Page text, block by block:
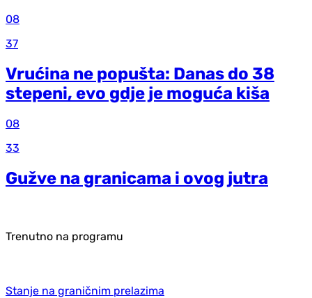
08
37
Vrućina ne popušta: Danas do 38
stepeni, evo gdje je moguća kiša
08
33
Gužve na granicama i ovog jutra
Trenutno na programu
Stanje na graničnim prelazima